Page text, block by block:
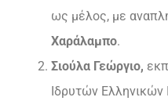
ως μέλος, με
Χαράλαμπο.
Σιούλα Γεώργιο,
Ιδρυτών